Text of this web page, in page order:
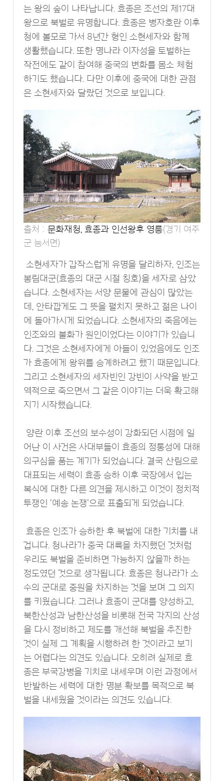
는 왕의 숲이 나타납니다. 효종은 조선의 제17대
왕으로 북벌로 유명합니다. 효종은 병자호란 이후
청에 볼모로 가서 8년간 형인 소현세자와 함께
생활했습니다. 또한 명나라 이자성을 토벌하는
작전에도 같이 참여해 중국의 변화를 몸소 체험
하기도 했습니다. 다만 이후에 중국에 대한 관점
은 소현세자와 달랐던 것으로 보입니다.
출처 :문화재청, 효종과 인선왕후 영릉(경기 여주
군 능서면)
소현세자가 갑작스럽게 유명을 달리하자, 인조는
봉림대군(효종의 대군 시절 칭호)을 세자로 삼았
습니다. 소현세자는 서양 문물에 관심이 많았는
데, 안타깝게도 그 뜻을 펼치지 못하고 젊은 나이
에 돌아가시게 되었습니다. 소현세자의 죽음에는
인조와의 불화가 원인이었다는 이야기가 있습니
다. 그것은 소현세자에게 아들이 있었음에도 인조
가 효종에게 왕위를 승계하려고 했기 때문입니다.
그리고 소현세자의 세자빈인 강빈이 사약을 받고
역적으로 죽으면서 그 같은 이야기는 더욱 확고해
지기 시작했습니다.
양란 이후 조선의 보수성이 강화되던 시점에 일
어난 이 사건은 사대부들이 효종의 정통성에 대해
의구심을 품는 계기가 되었습니다. 결국 산림으로
대표되는 세력이 효종 승하 이후 국장에서 입는
복식에 대한 다른 의견을 제시하고 이것이 정치적
투쟁인 '예송 논쟁'으로 표출되게 되었습니다.
효종은 인조가 승하한 후 북벌에 대한 기치를 내
겁니다. 청나라가 중국 대륙을 차지했던 것처럼
우리도 북벌을 준비하면 가능하지 않을까 하는
정도였던 것으로 생각됩니다. 효종은 청나라가 소
수의 군대로 중원을 차지하는 것을 보며 그 의지
를 키웠습니다. 그러나 효종이 군대를 양성하고,
북한산성과 남한산성을 비롯해 전국 각지의 산성
을 다시 정비하고 제도를 개선해 북벌을 추진한
것이 실제 그 계획을 시행하려 한 것이라고 보기
는 어렵다는 의견도 있습니다. 오히려 실제로 효
종은 부국강병을 기치로 내세우며 이런 과정에서
반발하는 세력에 대한 명분 확보를 목적으로 북
벌을 내세웠을 것이라는 의견도 있습니다.